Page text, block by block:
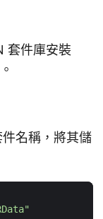
套件庫安裝
名稱，將其儲